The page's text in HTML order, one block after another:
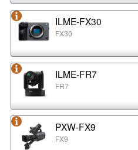
ILME-FX30
FX30
ILME-FR7
FR7
PXW-FX9
FX9